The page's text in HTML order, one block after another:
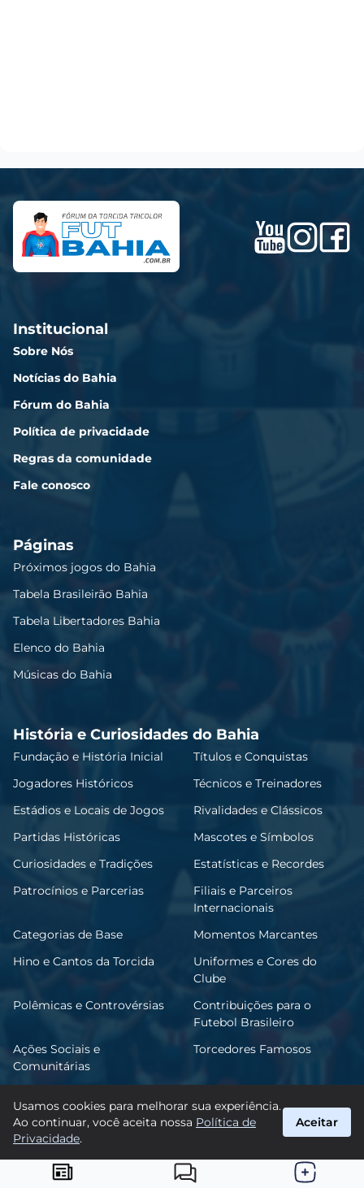
Institucional
Sobre Nós
Notícias do Bahia
Fórum do Bahia
Política de privacidade
Regras da comunidade
Fale conosco
Páginas
Próximos jogos do Bahia
Tabela Brasileirão Bahia
Tabela Libertadores Bahia
Elenco do Bahia
Músicas do Bahia
História e Curiosidades do Bahia
Fundação e História Inicial
Títulos e Conquistas
Jogadores Históricos
Técnicos e Treinadores
Estádios e Locais de Jogos
Rivalidades e Clássicos
Partidas Históricas
Mascotes e Símbolos
Curiosidades e Tradições
Estatísticas e Recordes
Patrocínios e Parcerias
Filiais e Parceiros
Internacionais
Categorias de Base
Momentos Marcantes
Hino e Cantos da Torcida
Uniformes e Cores do
Clube
Polêmicas e Controvérsias
Contribuições para o
Futebol Brasileiro
Ações Sociais e
Comunitárias
Torcedores Famosos
FutBahia
© 2026 FutBahia. Todos os direitos reservados.
Usamos cookies para melhorar sua experiência.
Ao continuar, você aceita nossa Política de
Privacidade.
Aceitar